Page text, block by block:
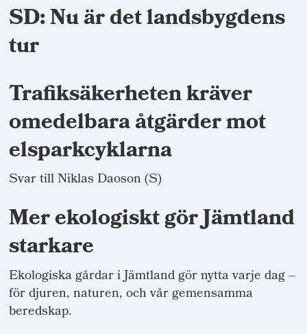
SD: Nu är det landsbygdens
tur
Trafiksäkerheten kräver
omedelbara åtgärder mot
elsparkcyklarna
Svar till Niklas Daoson (S)
Mer ekologiskt gör Jämtland
starkare
Ekologiska gårdar i Jämtland gör nytta varje dag –
för djuren, naturen, och vår gemensamma
beredskap.